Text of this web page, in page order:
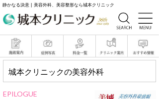
静かなる決意 | 美容外科、美容整形なら城本クリニック
城本クリニックの美容外科
EPILOGUE